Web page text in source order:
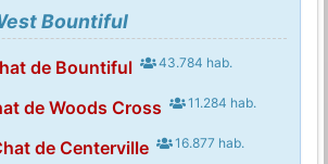
Bountiful
de Bountiful 43.784 hab.
de Woods Cross 11.284 hab.
de Centerville 16.877 hab.